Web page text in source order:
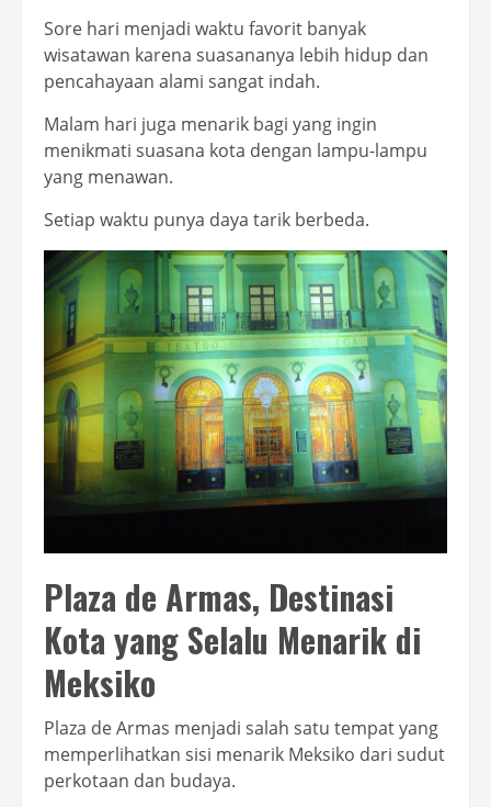
Sore hari menjadi waktu favorit banyak
wisatawan karena suasananya lebih hidup dan
pencahayaan alami sangat indah.
Malam hari juga menarik bagi yang ingin
menikmati suasana kota dengan lampu-lampu
yang menawan.
Setiap waktu punya daya tarik berbeda.
Plaza de Armas, Destinasi
Kota yang Selalu Menarik di
Meksiko
Plaza de Armas menjadi salah satu tempat yang
memperlihatkan sisi menarik Meksiko dari sudut
perkotaan dan budaya.